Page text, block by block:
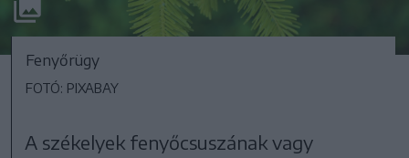
Fenyőrügy
FOTÓ: PIXABAY
A székelyek fenyőcsuszának vagy